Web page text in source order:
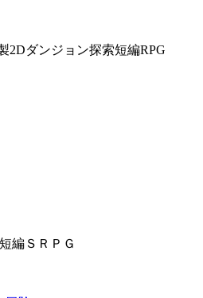
2Dダンジョン探索短編RPG
編ＳＲＰＧ